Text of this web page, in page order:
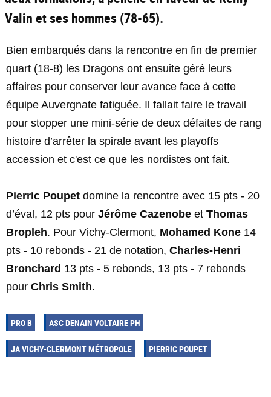
Valin et ses hommes (78-65).
Bien embarqués dans la rencontre en fin de premier
quart (18-8) les Dragons ont ensuite géré leurs
affaires pour conserver leur avance face à cette
équipe Auvergnate fatiguée. Il fallait faire le travail
pour stopper une mini-série de deux défaites de rang
histoire d’arrêter la spirale avant les playoffs
accession et c'est ce que les nordistes ont fait.
Pierric Poupet domine la rencontre avec 15 pts - 20
d’éval, 12 pts pour Jérôme Cazenobe et Thomas
Bropleh. Pour Vichy-Clermont, Mohamed Kone 14
pts - 10 rebonds - 21 de notation, Charles-Henri
Bronchard 13 pts - 5 rebonds, 13 pts - 7 rebonds
pour Chris Smith.
PRO B ASC DENAIN VOLTAIRE PH
JA VICHY-CLERMONT MÉTROPOLE PIERRIC POUPET